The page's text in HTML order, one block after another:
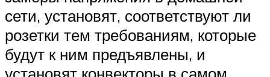
сети, установят, соответствуют ли
розетки тем требованиям, которые
будут к ним предъявлены, и
установят конвекторы в самом